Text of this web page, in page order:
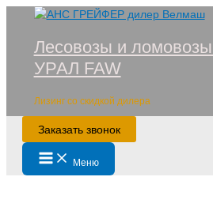
Перейти
содержимому
Лесовозы и
УРАЛ FAW
Лизинг со скидкой дилера
Заказать звонок
Main
Menu Меню